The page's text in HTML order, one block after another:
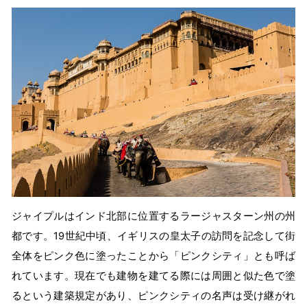
ジャイプルはインド北部に位置するラージャスターン州の州
都です。19世紀中頃、イギリスの皇太子の訪問を記念して街
全体をピンク色に塗ったことから「ピンクシティ」とも呼ば
れています。現在でも建物を建てる際には周囲と似た色で塗
るという建築規定があり、ピンクシティの名声は受け継がれ